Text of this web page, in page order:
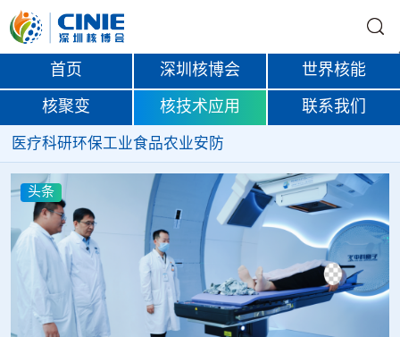
首页 深圳核博会 世界核能
核聚变 核技术应用 联系我们
医疗科研环保工业食品农业安防
头条